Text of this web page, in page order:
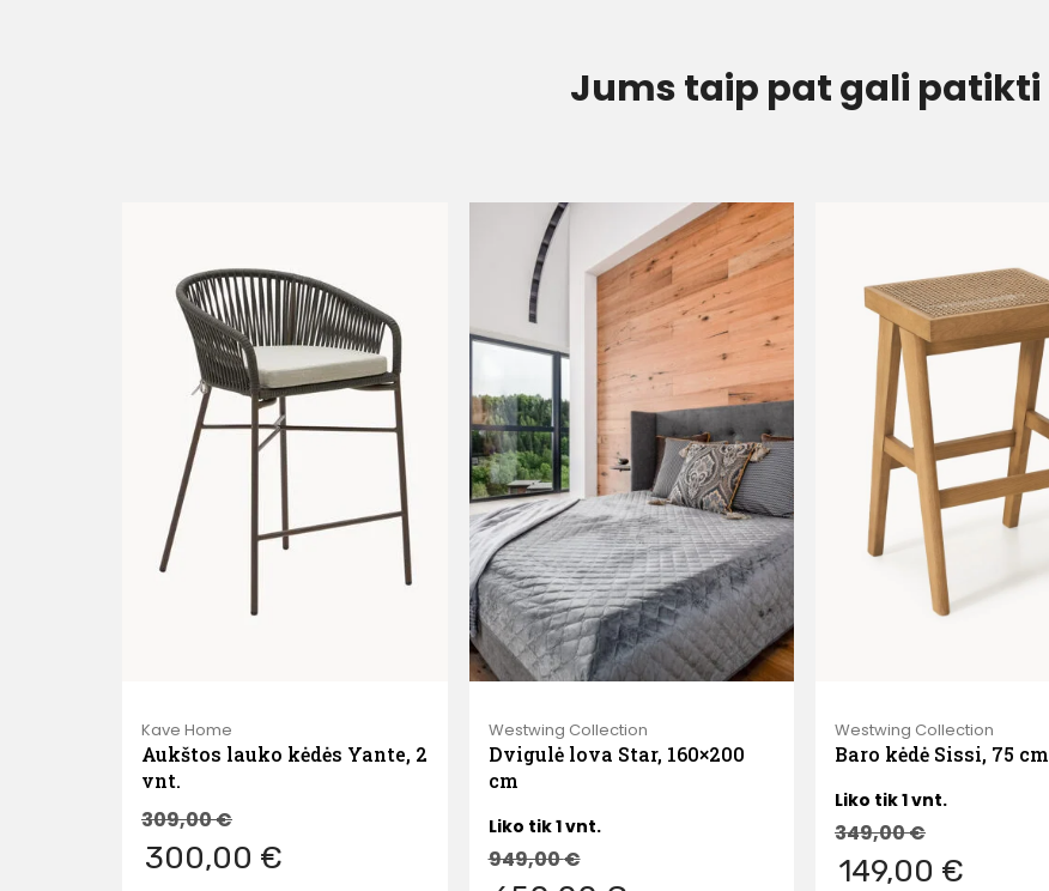
Jums taip pat gali patikti
Kave Home
Aukštos lauko kėdės Yante, 2
vnt.
309,00€
300,00 €
Westwing Collection
Dvigulė lova Star, 160×200
cm
Liko tik 1 vnt.
949,00€
Westwing Collection
Baro kėdė Sissi, 75 cm
Liko tik 1 vnt.
349,00€
149,00 €